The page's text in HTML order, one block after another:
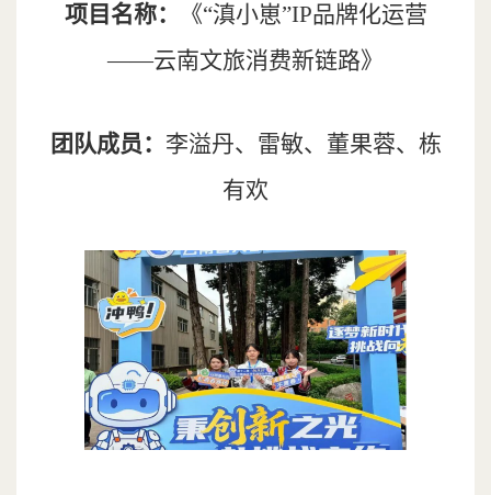
项目名称：
《“滇小崽”IP品牌化运营
——云南文旅消费新链路》
团队成员： 李溢丹、雷敏、董果蓉、栋
有欢